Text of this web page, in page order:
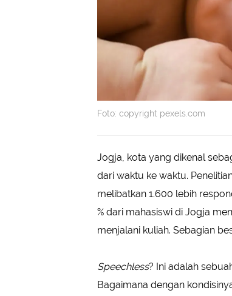
Foto: copyright pexels.com
Jogja, kota yang dikenal
dari waktu ke waktu.
melibatkan 1.600 lebih
% dari mahasiswi di Jogja
menjalani kuliah. Sebagian
Speechless? Ini adalah
Bagaimana dengan